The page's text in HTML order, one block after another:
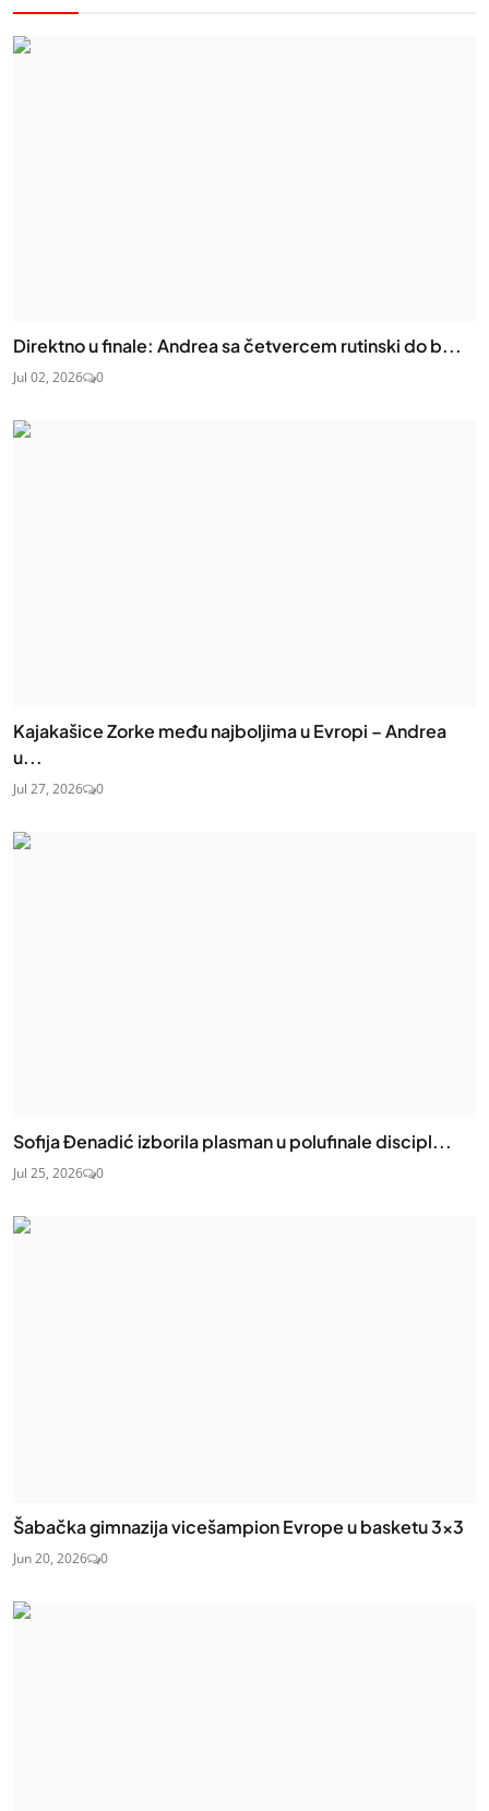
Direktno u finale: Andrea sa četvercem rutinski do b...
Jul 02, 2026 0
Kajakašice Zorke među najboljima u Evropi – Andrea
u...
Jul 27, 2026 0
Sofija Đenadić izborila plasman u polufinale discipl...
Jul 25, 2026 0
Šabačka gimnazija vicešampion Evrope u basketu 3×3
Jun 20, 2026 0